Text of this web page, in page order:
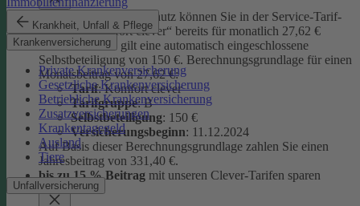
Krankheit, Unfall & Pflege
Krankenversicherung
Private Krankenversicherung
Gesetzliche Krankenversicherung
Betriebliche Krankenversicherung
Zusatzversicherungen
Krankentagegeld
Ausland
Tiere
Unfallversicherung
Unseren Privatrechtsschutz können Sie in der Service-Tarif-
Variante „Komfort clever“ bereits für monatlich 27,62 €
abschließen. Es gilt eine automatisch eingeschlossene
Selbstbeteiligung von 150 €. Berechnungsgrundlage für einen
Monatsbeitrag von 27,62 €:
Tarif: Komfort clever
Tarifgruppe: B
Selbstbeteiligung: 150 €
Versicherungsbeginn: 11.12.2024
Auf Basis dieser Berechnungsgrundlage zahlen Sie einen
Jahresbeitrag von 331,40 €.
bis zu 15 % Beitrag mit unseren Clever-Tarifen sparen